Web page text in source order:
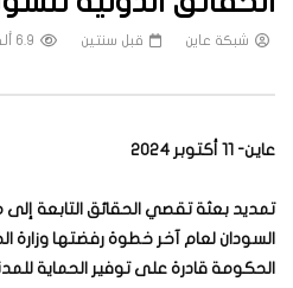
شبكة عاين قبل سنتين 6.9 ألف
عاين- 11 أكتوبر 2024
تمديد بعثة تقصي الحقائق التابعة
السودان لعام آخر خطوة رفضتها وزارة
الحكومة قادرة على توفير الحماية